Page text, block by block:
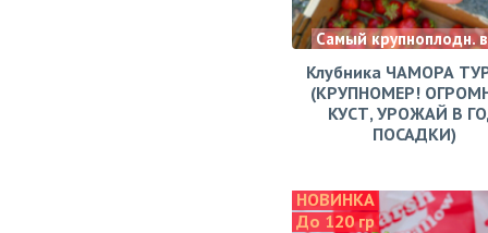
Самый крупноплодн.
Клубника ЧАМОРА
(КРУПНОМЕР!
КУСТ, УРОЖАЙ В
ПОСАДКИ)
НОВИНКА
До 120 гр